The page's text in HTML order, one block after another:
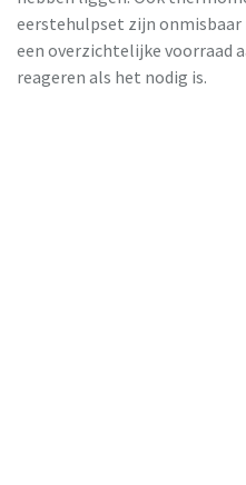
eerstehulpset zijn onmisbaar
een overzichtelijke voorraad
reageren als het nodig is.